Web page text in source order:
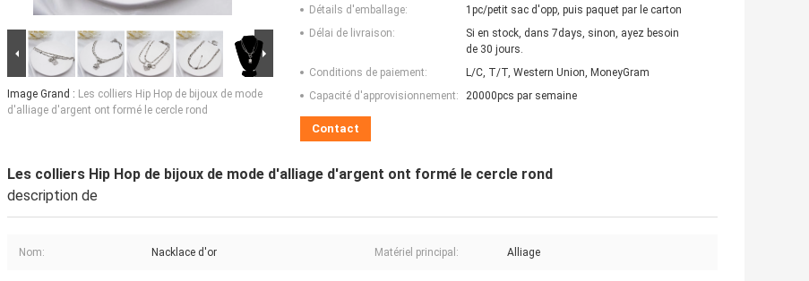
Image Grand : Les colliers Hip Hop de bijoux de mode
d'alliage d'argent ont formé le cercle rond
Détails d'emballage:
1pc/petit sac d'opp, puis paquet par le carton
Délai de livraison:
Si en stock, dans 7days, sinon, ayez besoin
de 30 jours.
Conditions de paiement:
L/C, T/T, Western Union, MoneyGram
Capacité d'approvisionnement:
20000pcs par semaine
Contact
Les colliers Hip Hop de bijoux de mode d'alliage d'argent ont formé le cercle rond
description de
Nom: Nacklace d'or Matériel principal: Alliage